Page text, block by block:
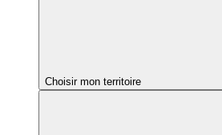
Choisir mon territoire